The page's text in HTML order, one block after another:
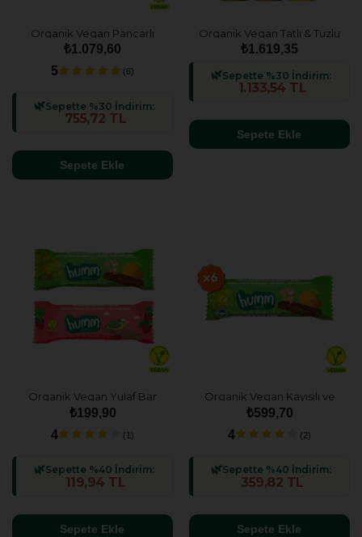
Organik Vegan Pancarlı
Grissini Atıştırmalık Paketi - 8
adet
₺1.079,60
5
(6)
Sepette %30 İndirim:
755,72 TL
Sepete Ekle
Organik Vegan Tatlı & Tuzlu
Atıştırmalık Paketi - 13 adet
₺1.619,35
Sepette %30 İndirim:
1.133,54 TL
Sepete Ekle
Organik Vegan Yulaf Bar
Atıştırmalık Paketi - 2 adet (2
çeşit)
₺199,90
4
(1)
Sepette %40 İndirim:
119,94 TL
Sepete Ekle
Organik Vegan Kayısılı ve
Fındıklı Yulaf Bar Atıştırmalık
Paketi - 6 adet
₺599,70
4
(2)
Sepette %40 İndirim:
359,82 TL
Sepete Ekle